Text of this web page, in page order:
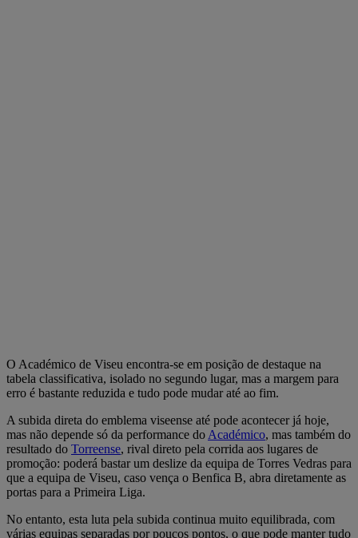
O Académico de Viseu encontra-se em posição de destaque na
tabela classificativa, isolado no segundo lugar, mas a margem para
erro é bastante reduzida e tudo pode mudar até ao fim.
A subida direta do emblema viseense até pode acontecer já hoje,
mas não depende só da performance do Académico, mas também do
resultado do Torreense, rival direto pela corrida aos lugares de
promoção: poderá bastar um deslize da equipa de Torres Vedras para
que a equipa de Viseu, caso vença o Benfica B, abra diretamente as
portas para a Primeira Liga.
No entanto, esta luta pela subida continua muito equilibrada, com
várias equipas separadas por poucos pontos, o que pode manter tudo